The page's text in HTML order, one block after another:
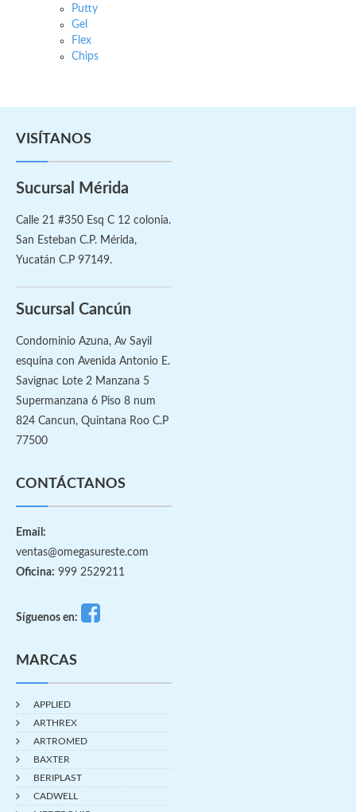
Putty
Gel
Flex
Chips
VISÍTANOS
Sucursal Mérida
Calle 21 #350 Esq C 12 colonia.
San Esteban C.P. Mérida,
Yucatán C.P 97149.
Sucursal Cancún
Condominio Azuna, Av Sayil
esquina con Avenida Antonio E.
Savignac Lote 2 Manzana 5
Supermanzana 6 Piso 8 num
824 Cancun, Quintana Roo C.P
77500
CONTÁCTANOS
Email:
ventas@omegasureste.com
Oficina: 999 2529211
Síguenos en:
MARCAS
APPLIED
ARTHREX
ARTROMED
BAXTER
BERIPLAST
CADWELL